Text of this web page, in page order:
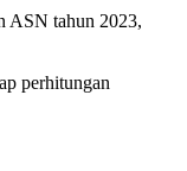
ASN tahun 2023,
perhitungan